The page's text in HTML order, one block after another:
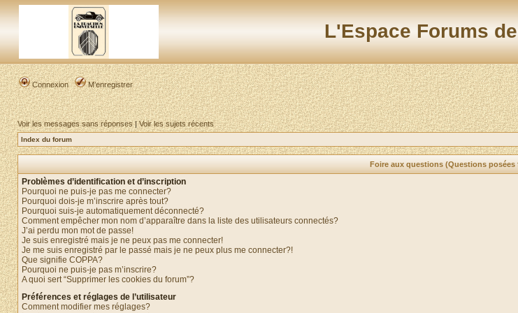
L'Espace Forums
Connexion M’enregistrer
Voir les messages sans réponses|Voir les sujets récents
Index du forum
Foire aux questions (Questions posées
Problèmes d’identification et d’inscription
Pourquoi ne puis-je pas me connecter?
Pourquoi dois-je m’inscrire après tout?
Pourquoi suis-je automatiquement déconnecté?
Comment empêcher mon nom d’apparaître dans la liste des utilisateurs connectés?
J’ai perdu mon mot de passe!
Je suis enregistré mais je ne peux pas me connecter!
Je me suis enregistré par le passé mais je ne peux plus me connecter?!
Que signifie COPPA?
Pourquoi ne puis-je pas m’inscrire?
A quoi sert “Supprimer les cookies du forum”?
Préférences et réglages de l’utilisateur
Comment modifier mes réglages?